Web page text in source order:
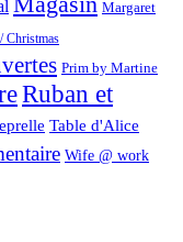
Margaret
Christmas
Prim by Martine
Ruban et
Table d'Alice
Wife @ work